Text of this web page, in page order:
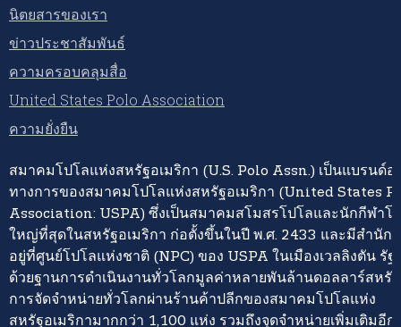
นิตยสารของเรา
ข่าวประชาสัมพันธ์
ความครอบคลุมสื่อ
United States Polo Association
ความยั่งยืน
สมาคมโปโลแห่งสหรัฐอเมริกา (U.S. Polo Assn.) เป็นแบรนด์อ
ทางการของสมาคมโปโลแห่งสหรัฐอเมริกา (United States
Association: USPA) ซึ่งเป็นสมาคมสโมสรโปโลและนักกีฬาโ
ใหญ่ที่สุดในสหรัฐอเมริกา ก่อตั้งขึ้นในปี พ.ศ. 2433 และมีสำนัก
อยู่ที่ศูนย์โปโลแห่งชาติ (NPC) ของ USPA ในเมืองเวลลิงตัน รั
ด้วยฐานการดำเนินงานทั่วโลกมูลค่าหลายพันล้านดอลลาร์สหรั
การจัดจำหน่ายทั่วโลกผ่านร้านค้าปลีกของสมาคมโปโลแห่ง
สหรัฐอเมริกามากกว่า 1,100 แห่ง รวมถึงจุดจำหน่ายเพิ่มเติมอี